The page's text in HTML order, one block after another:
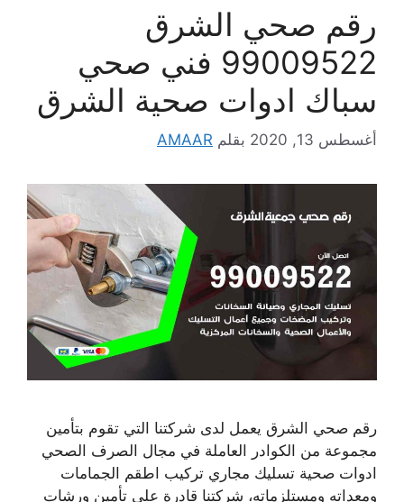
رقم صحي الشرق
99009522 فني صحي
سباك ادوات صحية الشرق
أغسطس 13, 2020 بقلم AMAAR
رقم صحي الشرق يعمل لدى شركتنا التي تقوم بتأمين
مجموعة من الكوادر العاملة في مجال الصرف الصحي
ادوات صحية تسليك مجاري تركيب اطقم الجمامات
ومعداته ومستلزماته، شركتنا قادرة على تأمين ورشات